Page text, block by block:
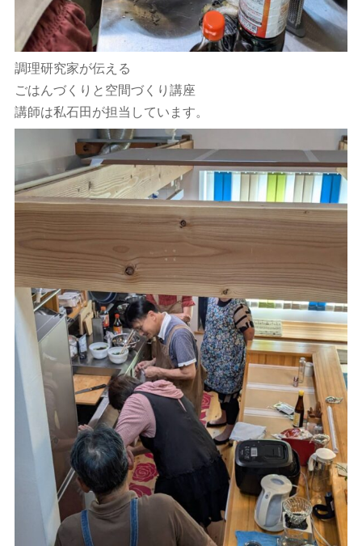
調理研究家が伝える
ごはんづくりと空間づくり講座
講師は私石田が担当しています。